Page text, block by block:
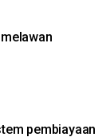
pembiayaan